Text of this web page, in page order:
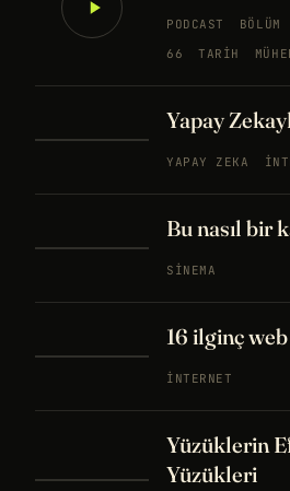
PODCAST
BÖLÜM
66
TARIH
Yapay
YAPAY ZEKA
Bu nasıl bir
SINEMA
16 ilginç
İNTERNET
Yüzüklerin
Yüzükleri